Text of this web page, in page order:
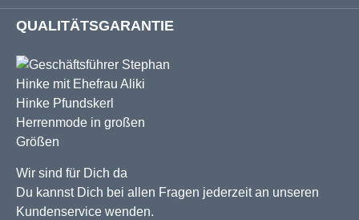
QUALITÄTSGARANTIE
Wir sind für Dich da
Du kannst Dich bei allen Fragen jederzeit an unseren
Kundenservice wenden.